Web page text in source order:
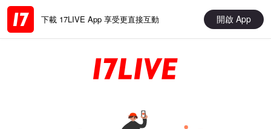
下載 17LIVE App 享受更直接互動 開啟 App